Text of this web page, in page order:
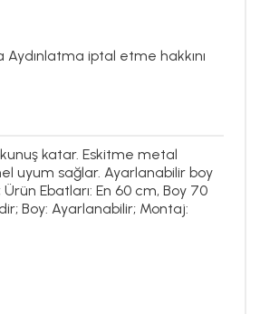
iptal etme hakkını
katar. Eskitme metal
uyum sağlar. Ayarlanabilir boy
Ebatları: En 60 cm, Boy 70
Boy: Ayarlanabilir; Montaj: